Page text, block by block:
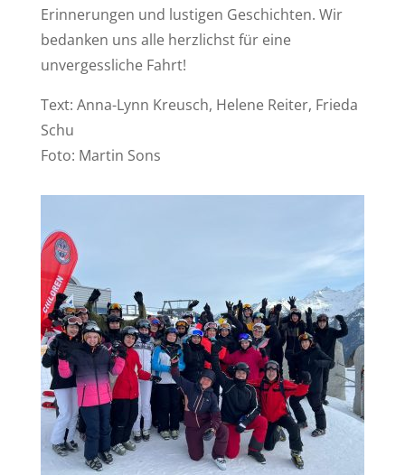
Erinnerungen und lustigen Geschichten. Wir
bedanken uns alle herzlichst für eine
unvergessliche Fahrt!
Text: Anna-Lynn Kreusch, Helene Reiter, Frieda
Schu
Foto: Martin Sons